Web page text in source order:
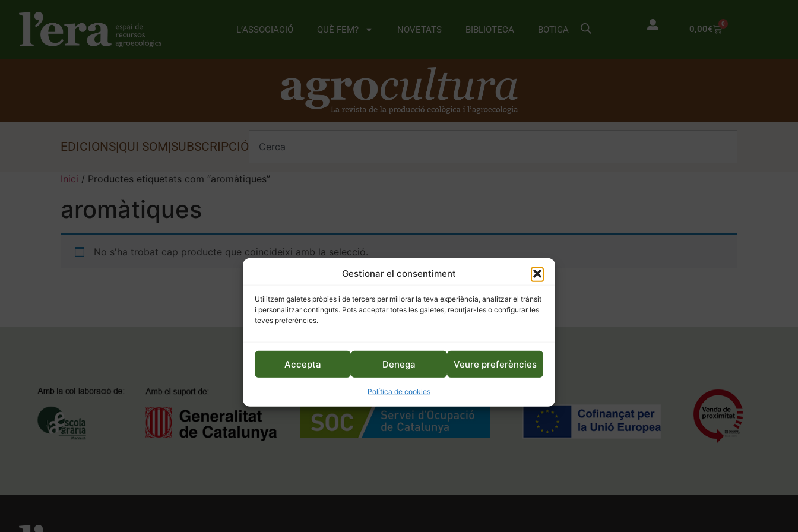
Gestionar el consentiment
Utilitzem galetes pròpies i de tercers per millorar la teva experiència, analitzar el trànsit
i personalitzar continguts. Pots acceptar totes les galetes, rebutjar-les o configurar les
teves preferències.
Accepta Denega Veure preferències
Política de cookies
L’ASSOCIACIÓ QUÈ FEM? NOVETATS BIBLIOTECA BOTIGA 0,00€
0
EDICIONS|QUI SOM|SUBSCRIPCIÓ
Inici / Productes etiquetats com “aromàtiques”
aromàtiques
No s'ha trobat cap producte que coincideixi amb la selecció.